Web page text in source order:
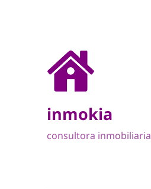
inmokia
consultora inmobiliaria